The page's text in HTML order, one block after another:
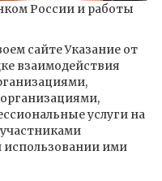
России и работы
сайте Указание от
взаимодействия
услуги на
ими